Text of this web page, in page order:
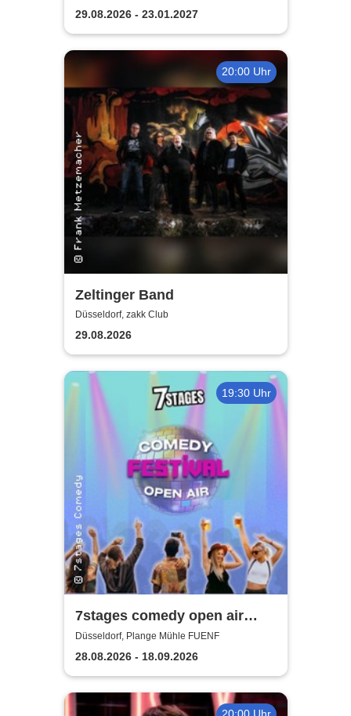
29.08.2026 - 23.01.2027
20:00 Uhr
Zeltinger Band
Düsseldorf, zakk Club
29.08.2026
19:30 Uhr
7stages comedy open air
Festival
Düsseldorf, Plange Mühle FUENF
28.08.2026 - 18.09.2026